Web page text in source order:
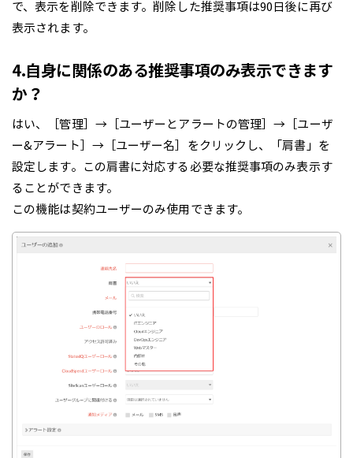
で、表示を削除できます。削除した推奨事項は90日後に再び
表示されます。
4.自身に関係のある推奨事項のみ表示できます
か？
はい、［管理］→［ユーザーとアラートの管理］→［ユーザ
ー&アラート］→［ユーザー名］をクリックし、「肩書」を
設定します。この肩書に対応する必要な推奨事項のみ表示す
ることができます。
この機能は契約ユーザーのみ使用できます。